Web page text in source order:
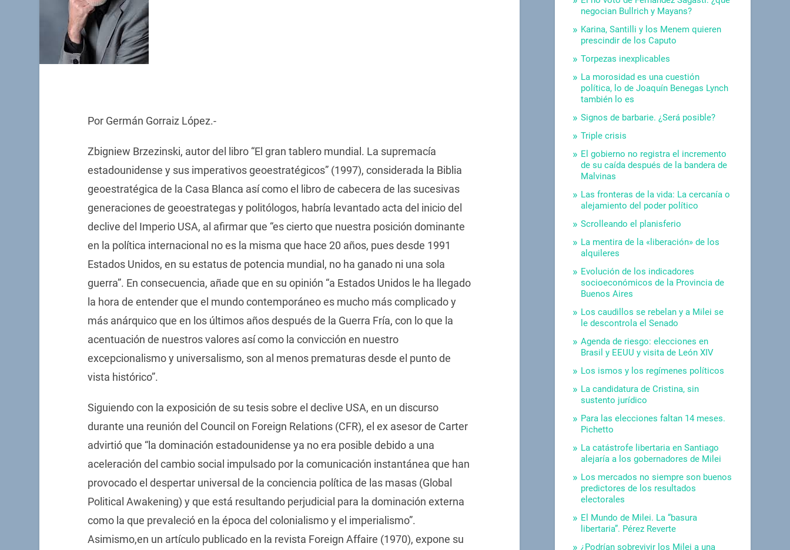
Por Germán Gorraiz López.-
Zbigniew Brzezinski, autor del libro “El gran tablero mundial. La supremacía
estadounidense y sus imperativos geoestratégicos” (1997), considerada la Biblia
geoestratégica de la Casa Blanca así como el libro de cabecera de las sucesivas
generaciones de geoestrategas y politólogos, habría levantado acta del inicio del
declive del Imperio USA, al afirmar que “es cierto que nuestra posición dominante
en la política internacional no es la misma que hace 20 años, pues desde 1991
Estados Unidos, en su estatus de potencia mundial, no ha ganado ni una sola
guerra”. En consecuencia, añade que en su opinión “a Estados Unidos le ha llegado
la hora de entender que el mundo contemporáneo es mucho más complicado y
más anárquico que en los últimos años después de la Guerra Fría, con lo que la
acentuación de nuestros valores así como la convicción en nuestro
excepcionalismo y universalismo, son al menos prematuras desde el punto de
vista histórico”.
Siguiendo con la exposición de su tesis sobre el declive USA, en un discurso
durante una reunión del Council on Foreign Relations (CFR), el ex asesor de Carter
advirtió que “la dominación estadounidense ya no era posible debido a una
aceleración del cambio social impulsado por la comunicación instantánea que han
provocado el despertar universal de la conciencia política de las masas (Global
Political Awakening) y que está resultando perjudicial para la dominación externa
como la que prevaleció en la época del colonialismo y el imperialismo”.
Asimismo,en un artículo publicado en la revista Foreign Affaire (1970), expone su
negocian Bullrich y Mayans?
Karina, Santilli y los Menem quieren
prescindir de los Caputo
Torpezas inexplicables
La morosidad es una cuestión
política, lo de Joaquín Benegas Lynch
también lo es
Signos de barbarie. ¿Será posible?
Triple crisis
El gobierno no registra el incremento
de su caída después de la bandera de
Malvinas
Las fronteras de la vida: La cercanía o
alejamiento del poder político
Scrolleando el planisferio
La mentira de la «liberación» de los
alquileres
Evolución de los indicadores
socioeconómicos de la Provincia de
Buenos Aires
Los caudillos se rebelan y a Milei se
le descontrola el Senado
Agenda de riesgo: elecciones en
Brasil y EEUU y visita de León XIV
Los ismos y los regímenes políticos
La candidatura de Cristina, sin
sustento jurídico
Para las elecciones faltan 14 meses.
Pichetto
La catástrofe libertaria en Santiago
alejaría a los gobernadores de Milei
Los mercados no siempre son buenos
predictores de los resultados
electorales
El Mundo de Milei. La “basura
libertaria”. Pérez Reverte
¿Podrían sobrevivir los Milei a una